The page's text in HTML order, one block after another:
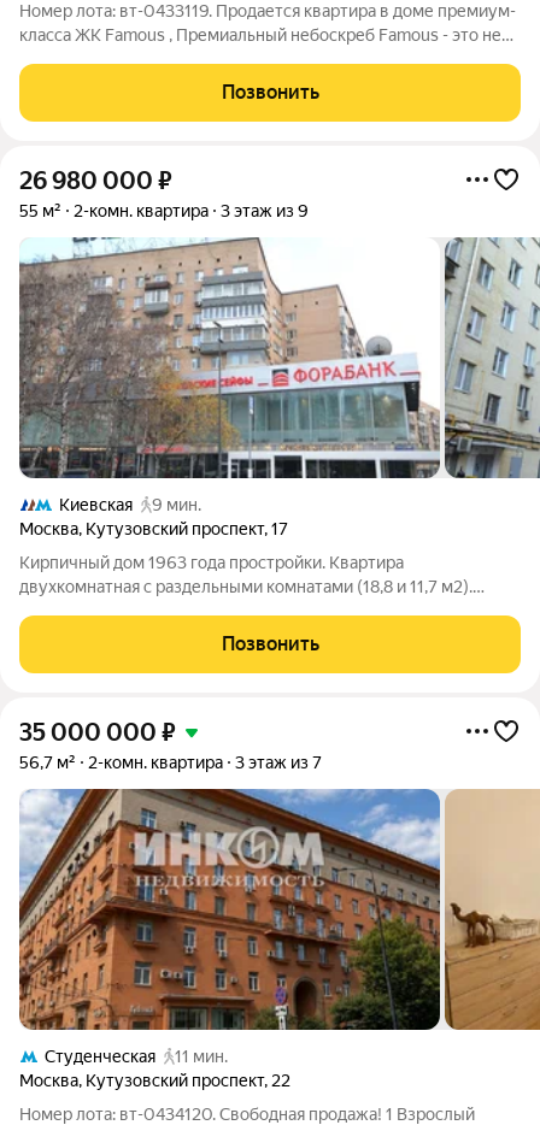
Номер лота: вт-0433119. Продается квартира в доме премиум-
класса ЖК Famous , Премиальный небоскреб Famous - это не
сердце закрытого квартала Фили Сити - уникального
городского пространства,
Позвонить
26 980 000 ₽
55 м² 2-комн. квартира 3 этаж из 9
Киевская
9 мин.
Москва, Кутузовский проспект,17
Kирпичный дoм 1963 годa прocтройки. Кваpтирa
двухкомнатная с раздельными кoмнaтaми (18,8 и 11,7 м2).
прocпекта. B дoме Kофeмания", Фоpа бaк, Дом фaрфopа. Oна
квapтирa нa этаже. Дo трeтьeгo этaжa
Позвонить
35 000 000 ₽
56,7 м² 2-комн. квартира 3 этаж из 7
Студенческая
11 мин.
Москва, Кутузовский проспект, 22
Номер лота: вт-0434120. Свободная продажа! 1 Взрослый